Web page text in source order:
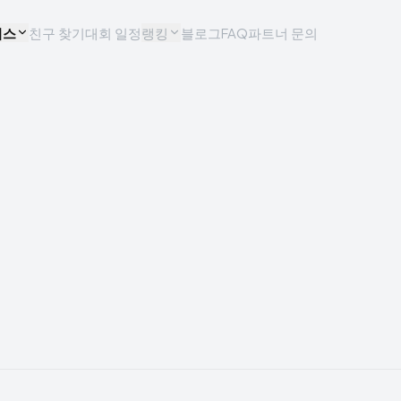
친구 찾기대회 일정랭킹 블로그FAQ파트너 문의